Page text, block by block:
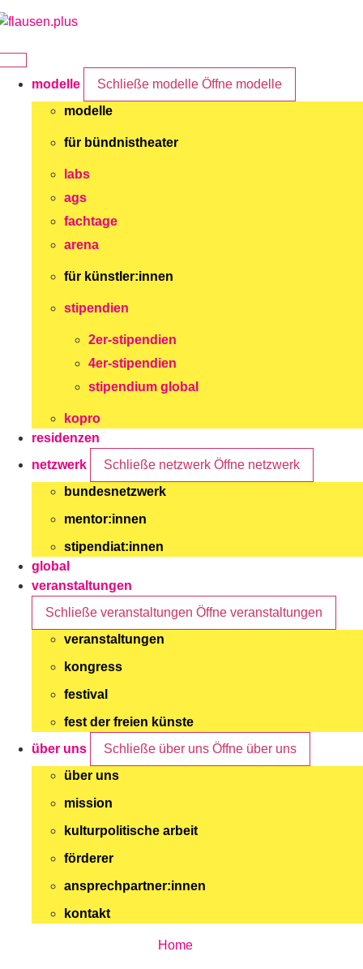
Zum
modelle
Schließe modelle Öffne modelle
modelle
für bündnistheater
labs
ags
fachtage
arena
für künstler:innen
stipendien
2er-stipendien
4er-stipendien
stipendium global
kopro
residenzen
netzwerk
Schließe netzwerk Öffne netzwerk
bundesnetzwerk
mentor:innen
stipendiat:innen
global
veranstaltungen
Schließe veranstaltungen Öffne veranstaltungen
veranstaltungen
kongress
festival
fest der freien künste
über uns
Schließe über uns Öffne über uns
über uns
mission
kulturpolitische arbeit
förderer
ansprechpartner:innen
kontakt
Home